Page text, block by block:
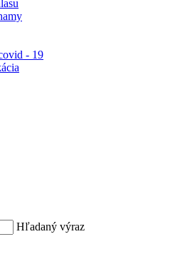
- 19
Hľadaný výraz